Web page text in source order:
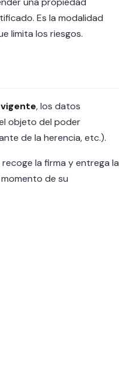
Es la modalidad
limita los riesgos.
, los datos
objeto del poder
de la herencia, etc.).
la firma y entrega la
de su